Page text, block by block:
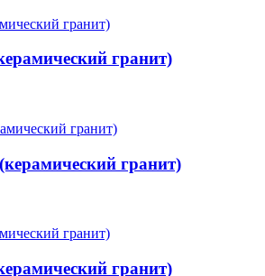
гранит)
гранит)
гранит)